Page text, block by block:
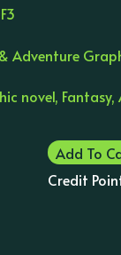
Adventure
novel, Fantasy,
Add
Credit